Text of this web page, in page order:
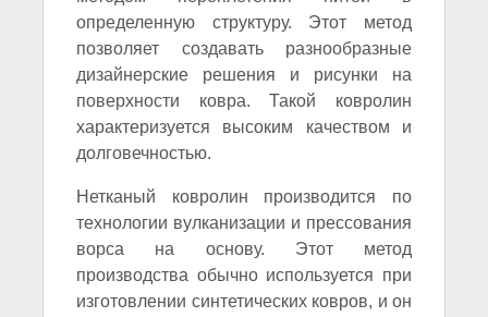
определенную структуру. Этот метод
позволяет создавать разнообразные
дизайнерские решения и рисунки на
поверхности ковра. Такой ковролин
характеризуется высоким качеством и
долговечностью.
Нетканый ковролин производится по
технологии вулканизации и прессования
ворса на основу. Этот метод
производства обычно используется при
изготовлении синтетических ковров, и он